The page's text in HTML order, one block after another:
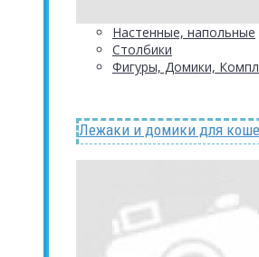
Настенные, напольные
Столбики
Фигуры, Домики,
Лежаки и домики для